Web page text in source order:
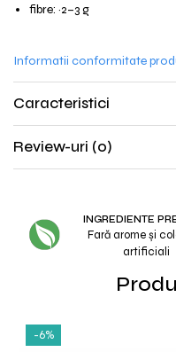
fibre: ~2–3 g
Informatii conformitate
Caracteristici
Review-uri (0)
INGREDIENTE
Fară arome și
artificiali
-6%